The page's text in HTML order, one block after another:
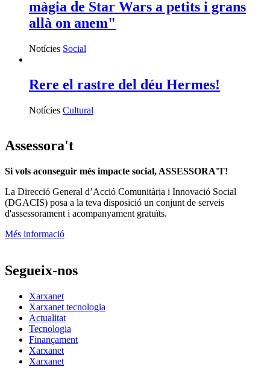
màgia de Star Wars a petits i grans
allà on anem"
Notícies Social
Rere el rastre del déu Hermes!
Notícies Cultural
Assessora't
Si vols aconseguir més impacte social, ASSESSORA'T!
La Direcció General d’Acció Comunitària i Innovació Social
(DGACIS) posa a la teva disposició un conjunt de serveis
d'assessorament i acompanyament gratuïts.
Més informació
Segueix-nos
Xarxanet
Xarxanet tecnologia
Actualitat
Tecnologia
Finançament
Xarxanet
Xarxanet